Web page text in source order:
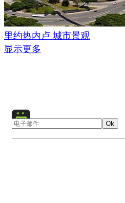
里约热内卢 城市景观
显示更多
Ok